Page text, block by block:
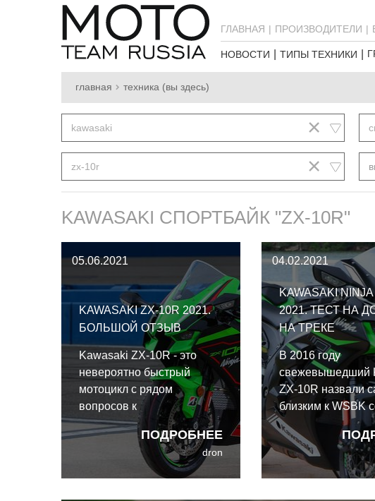
ГЛАВНАЯ ПРОИЗВОДИТЕЛИ
НОВОСТИ ТИПЫ ТЕХНИКИ
главная техника (вы здесь)
×
kawasaki
×
zx-10r
KAWASAKI СПОРТБАЙК "ZX-10R"
05.06.2021
KAWASAKI ZX-10R 2021.
БОЛЬШОЙ ОТЗЫВ
ПОДРОБНЕЕ
Kawasaki ZX-10R - это
невероятно быстрый
мотоцикл с рядом
вопросов к
чувствительности ручки
газа и неоднозначной
эргономикой, которая
кому-то подойдёт, а кому-
dron
04.02.2021
KAWASAKI
2021. ТЕСТ НА
НА ТРЕКЕ
В 2016 году
свежевышедший
ZX-10R назвали
близким к WSBK
мотоциклом.
вышел ZX-10R
получился ещё
интереснее. А